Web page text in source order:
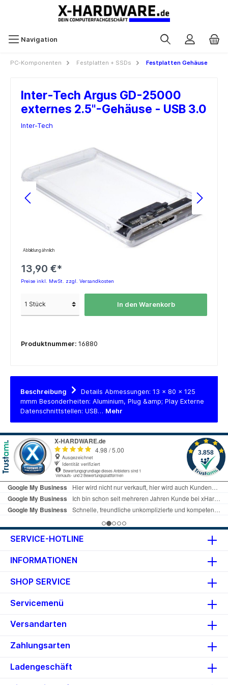
Navigation
PC-Komponenten Festplatten + SSDs Festplatten Gehäuse
Inter-Tech Argus GD-25000
externes 2.5"-Gehäuse - USB 3.0
Inter-Tech
Abbildung ähnlich
13,90 €*
Preise inkl. MwSt. zzgl. Versandkosten
In den Warenkorb
Produktnummer: 16880
Beschreibung
Details Abmessungen: 13 x 80 x 125
mmm Besonderheiten: Aluminium, Plug &amp; Play Externe
Datenschnittstellen: USB… Mehr
SERVICE-HOTLINE
INFORMATIONEN
SHOP SERVICE
Servicemenü
Versandarten
Zahlungsarten
Ladengeschäft